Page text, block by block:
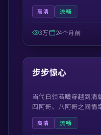
高清 流畅
3万 24个月前
精选
步步惊心
当代白领若曦穿越到清
四阿哥、八阿哥之间情
高清 流畅